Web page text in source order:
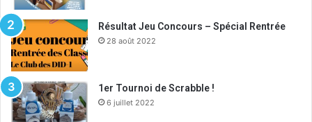
Résultat Jeu Concours – Spécial Rentrée
28 août 2022
1er Tournoi de Scrabble !
6 juillet 2022